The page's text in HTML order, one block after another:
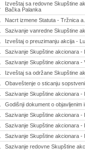
Izveštaj sa redovne Skupštine
Bačka Palanka
Nacrt izmene Statuta - Tržnica
Sazivanje vanredne Skupštine
Izveštaj o preuzimanju akcija -
Sazivanje Skupštine akcionara -
Sazivanje Skupštine akcionara -
Izveštaj sa održane Skupštine
Obaveštenje o sticanju
Sazivanje Skupštine akcionara -
Godišnji dokument o objavljenim
Sazivanje Skupštine akcionara -
Sazivanje Skupštine akcionara
Sazivanje Skupštine akcionara -
Sazivanje redovne Skupštine